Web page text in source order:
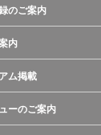
のご案内
内
ム掲載
ーのご案内